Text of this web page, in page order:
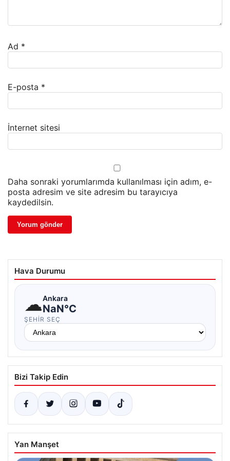
Ad *
E-posta *
İnternet sitesi
Daha sonraki yorumlarımda kullanılması için adım, e-
posta adresim ve site adresim bu tarayıcıya
kaydedilsin.
Hava Durumu
☁Ankara
NaN°C
ŞEHIR SEÇ
Bizi Takip Edin
Yan Manşet